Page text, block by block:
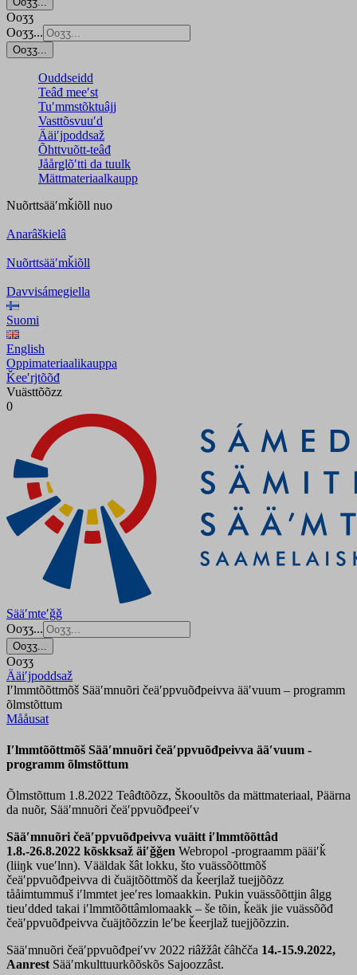
Ooʒʒ
Ooʒʒ...
Ooʒʒ...
Ouddseidd
Teâđ meeʹst
Tuʹmmstõktuâjj
Vasttõsvuuʹd
Ääiʹjpoddsaž
Õhttvuõtt-teâđ
Jåårǥlõʹtti da tuulk
Mättmateriaalkaupp
Nuõrttsääʹmǩiõll nuo
Anarâškielâ
Nuõrttsääʹmǩiõll
Davvisámegiella
Suomi
English
Oppimateriaalikauppa
Ǩeeʹrjtõõđ
Vuästtõõzz
0
Sääʹmteʹǧǧ
Ooʒʒ...
Ooʒʒ...
Ooʒʒ
Ääiʹjpoddsaž
Iʹlmmtõõttmõš Sääʹmnuõri čeäʹppvuõđpeivva ääʹvuum – programm
õlmstõttum
Mååusat
Iʹlmmtõõttmõš Sääʹmnuõri čeäʹppvuõđpeivva ääʹvuum -
programm õlmstõttum
Õlmstõttum 1.8.2022 Teâđtõõzz, Škooultõs da mättmateriaal, Päärna
da nuõr, Sääʹmnuõri čeäʹppvuõđpeeiʹv
Sääʹmnuõri čeäʹppvuõđpeivva vuäitt iʹlmmtõõttâd
1.8.-26.8.2022 kõskksaž äiʹǧǧen Webropol -prograamm pääiʹǩ
(liiŋk vueʹlnn). Vääldak šât lokku, što vuässõõttmõš
čeäʹppvuõđpeivva di čuäjtõõttmõš da ǩeerjlaž tuejjõõzz
tååimtummuš iʹlmmtet jeeʹres lomaakkin. Pukin vuässõõttjin âlgg
tieuʹdded takai iʹlmmtõõttâmlomaakk – še tõin, ǩeäk jie vuässõõđ
čeäʹppvuõđpeivva čuäjtõõzzin leʹbe ǩeerjlaž tuejjõõzzin.
Sääʹmnuõri čeäʹppvuõđpeiʹvv 2022 riâžžât čâhčča 14.-15.9.2022,
Aanrest Sääʹmkulttuurkõõskõs Sajoozzâst.